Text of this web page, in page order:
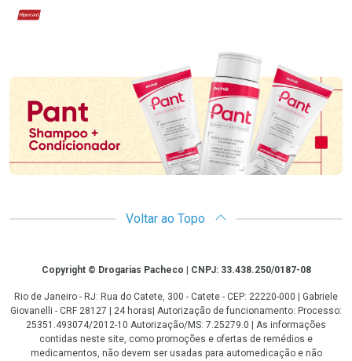
Hipercard
Promoção em Destaque
Voltar ao Topo
CopyrightCopyright © Drogarias Pacheco | CNPJ: 33.438.250/0187-08
Rio de Janeiro - RJ: Rua do Catete, 300 - Catete - CEP: 22220-000 | Gabriele
Giovanelli - CRF 28127 | 24 horas| Autorização de funcionamento: Processo:
25351.493074/2012-10 Autorização/MS: 7.25279.0 | As informações
contidas neste site, como promoções e ofertas de remédios e
medicamentos, não devem ser usadas para automedicação e não